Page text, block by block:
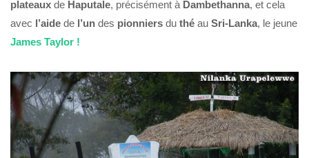
plateaux de Haputale, précisément à Dambethanna, et cela
avec l’aide de l’un des pionniers du thé au Sri-Lanka, le jeune
James Taylor !